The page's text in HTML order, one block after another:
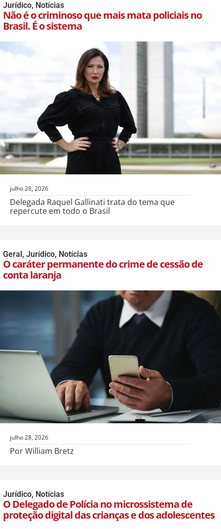
Jurídico, Notícias
Não é o criminoso que mais mata policiais no
Brasil. É o sistema
julho 28, 2026
Delegada Raquel Gallinati trata do tema que
repercute em todo o Brasil
Geral, Jurídico, Notícias
O caráter permanente do crime de cessão de
conta laranja
julho 28, 2026
Por William Bretz
Jurídico, Notícias
O Delegado de Polícia no microssistema de
proteção digital das crianças e dos adolescentes